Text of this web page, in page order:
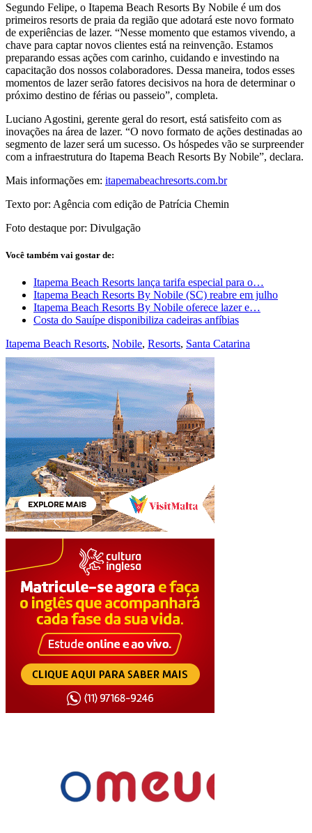
Segundo Felipe, o Itapema Beach Resorts By Nobile é um dos
primeiros resorts de praia da região que adotará este novo formato
de experiências de lazer. “Nesse momento que estamos vivendo, a
chave para captar novos clientes está na reinvenção. Estamos
preparando essas ações com carinho, cuidando e investindo na
capacitação dos nossos colaboradores. Dessa maneira, todos esses
momentos de lazer serão fatores decisivos na hora de determinar o
próximo destino de férias ou passeio”, completa.
Luciano Agostini, gerente geral do resort, está satisfeito com as
inovações na área de lazer. “O novo formato de ações destinadas ao
segmento de lazer será um sucesso. Os hóspedes vão se surpreender
com a infraestrutura do Itapema Beach Resorts By Nobile”, declara.
Mais informações em: itapemabeachresorts.com.br
Texto por: Agência com edição de Patrícia Chemin
Foto destaque por: Divulgação
Você também vai gostar de:
Itapema Beach Resorts lança tarifa especial para o…
Itapema Beach Resorts By Nobile (SC) reabre em julho
Itapema Beach Resorts By Nobile oferece lazer e…
Costa do Sauípe disponibiliza cadeiras anfíbias
Itapema Beach Resorts, Nobile, Resorts, Santa Catarina